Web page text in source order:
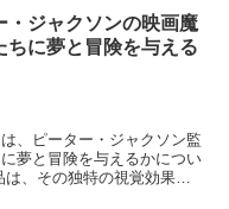
・ジャクソンの映画魔
ちに夢と冒険を与える
、ピーター・ジャクソン監
夢と冒険を与えるかについ
、その独特の視覚効果と